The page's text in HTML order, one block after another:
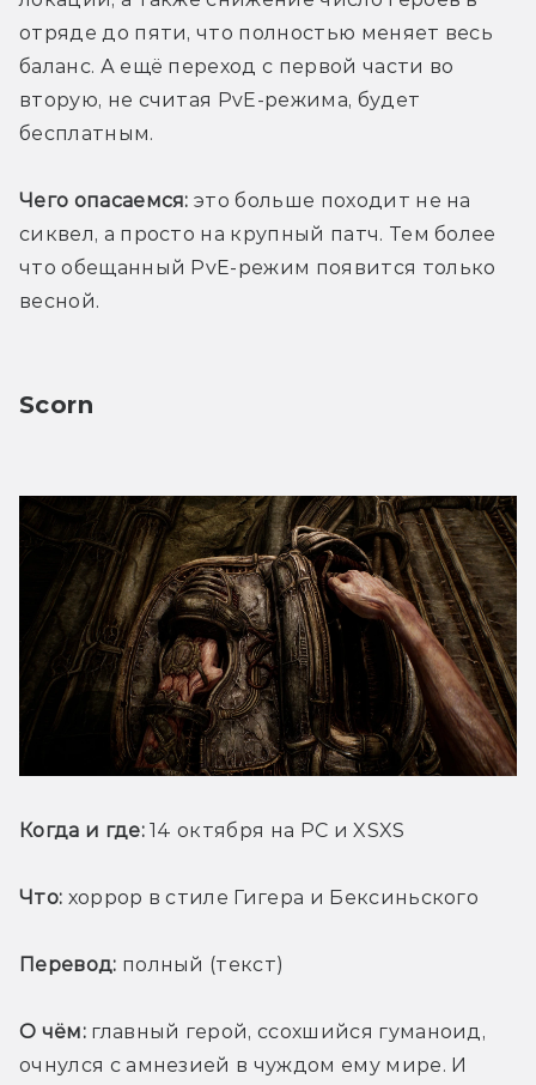
отряде до пяти, что полностью меняет весь
баланс. А ещё переход с первой части во
вторую, не считая PvE-режима, будет
бесплатным.
Чего опасаемся: это больше походит не на
сиквел, а просто на крупный патч. Тем более
что обещанный PvE-режим появится только
весной.
Scorn
Когда и где: 14 октября на PC и XSXS
Что: хоррор в стиле Гигера и Бексиньского
Перевод: полный (текст)
О чём: главный герой, ссохшийся гуманоид,
очнулся с амнезией в чуждом ему мире. И